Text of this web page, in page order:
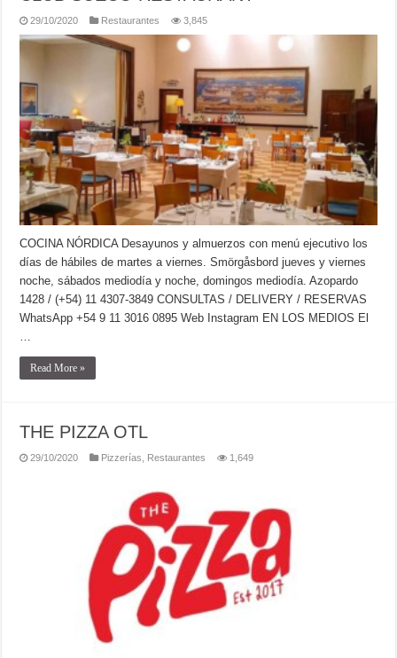
29/10/2020 Restaurantes 3,845
COCINA NÓRDICA Desayunos y almuerzos con menú ejecutivo los
días de hábiles de martes a viernes. Smörgåsbord jueves y viernes
noche, sábados mediodía y noche, domingos mediodía. Azopardo
1428 / (+54) 11 4307-3849 CONSULTAS / DELIVERY / RESERVAS
WhatsApp +54 9 11 3016 0895 Web Instagram EN LOS MEDIOS El
Read More »
THE PIZZA OTL
29/10/2020 Pizzerías Restaurantes 1,649